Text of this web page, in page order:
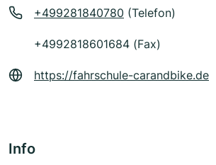
+499281840780 (Telefon)
+4992818601684 (Fax)
https://fahrschule-carandbike.de
Info